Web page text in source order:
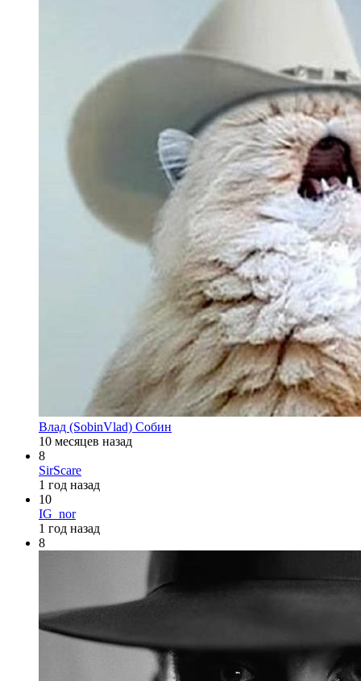
Влад (SobinVlad) Собин
10 месяцев назад
8
SirScare
1 год назад
10
IG_nor
1 год назад
8